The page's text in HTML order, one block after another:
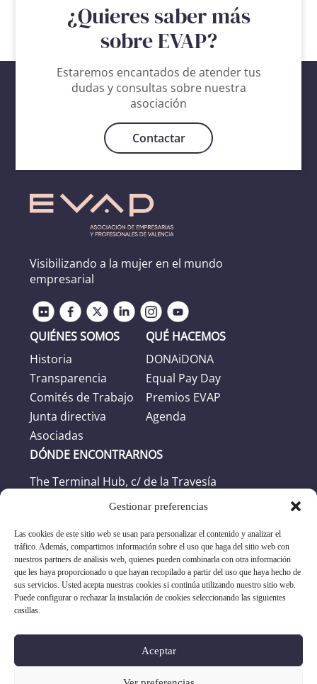
Gestionar preferencias
Las cookies de este sitio web se usan para personalizar el contenido y analizar el
tráfico. Además, compartimos información sobre el uso que haga del sitio web con
nuestros partners de análisis web, quienes pueden combinarla con otra información
que les haya proporcionado o que hayan recopilado a partir del uso que haya hecho de
sus servicios. Usted acepta nuestras cookies si continúa utilizando nuestro sitio web.
Puede configurar o rechazar la instalación de cookies seleccionando las siguientes
casillas.
Aceptar
¿Quieres saber más
sobre EVAP?
Estaremos encantados de atender tus
dudas y consultas sobre nuestra
asociación
Contactar
Visibilizando a la mujer en el mundo
empresarial
QUIÉNES SOMOS
Historia
Transparencia
Comités de Trabajo
Junta directiva
Asociadas
QUÉ HACEMOS
DONAiDONA
Equal Pay Day
Premios EVAP
Agenda
DÓNDE ENCONTRARNOS
The Terminal Hub, c/ de la Travesía
Horario
Horario oficina: L-J: 8:30h -17:30h. V: 8:30h -
16:30h
+34 96 351 17 19
asociacion@evap.es